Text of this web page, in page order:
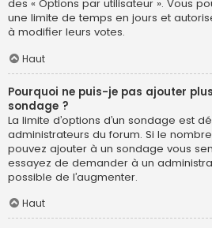
des « Options par utilisateur ». Vous
une limite de temps en jours et
à modifier leurs votes.
Haut
Pourquoi ne puis-je pas ajouter
sondage ?
La limite d’options d’un sondage est
administrateurs du forum. Si le
pouvez ajouter à un sondage vous
essayez de demander à un
possible de l’augmenter.
Haut